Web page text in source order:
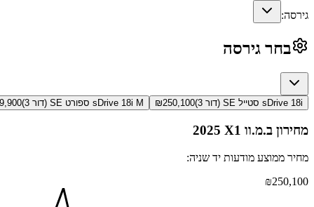
גירסה:
בחר גירסה
sDrive 18i סטייל SE (דור 3) ₪250,100 sDrive 18i M ספורט SE (דור 3)
מחירון ב.מ.וו X1 2025
מחיר ממוצע מודעות יד שניה:
₪250,100